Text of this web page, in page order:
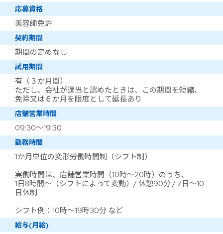
応募資格
美容師免許
契約期間
期間の定めなし
試用期間
有（３か月間）
ただし、会社が適当と認めたときは、この期間を短縮、
免除又は６か月を限度として延長あり
店舗営業時間
09:30～19:30
勤務時間
1か月単位の変形労働時間制（シフト制）
実働時間は、店舗営業時間（10時～20時）のうち、
1日8時間～（シフトによって変動）/ 休憩90分 / 7日～10
日休制
シフト例：10時～19時30分 など
給与(月給)